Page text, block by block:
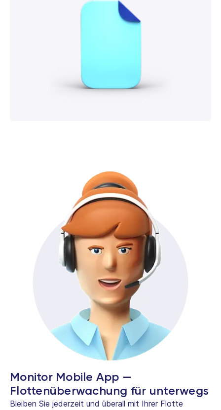
Monitor Mobile App —
Flottenüberwachung für unterwegs
Bleiben Sie jederzeit und überall mit Ihrer Flotte